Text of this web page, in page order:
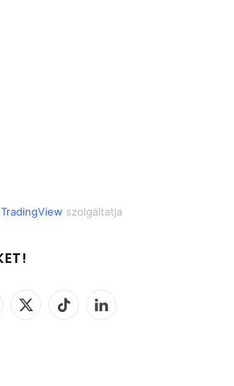
TradingView szolgáltatja
X
TikTok LinkedIn